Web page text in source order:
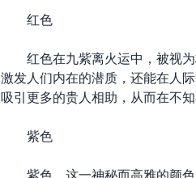
红色
红色在九紫离火运中，被视为
激发人们内在的潜质，还能在人
吸引更多的贵人相助，从而在不
紫色